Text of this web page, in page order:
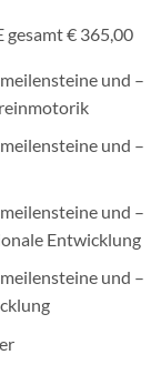
gesamt € 365,00
und –
und –
und –
Entwicklung
und –